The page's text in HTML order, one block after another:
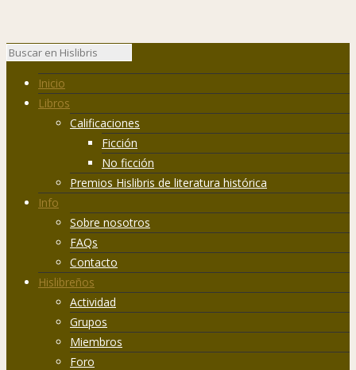
Inicio
Libros
Calificaciones
Ficción
No ficción
Premios Hislibris de literatura histórica
Info
Sobre nosotros
FAQs
Contacto
Hislibreños
Actividad
Grupos
Miembros
Foro